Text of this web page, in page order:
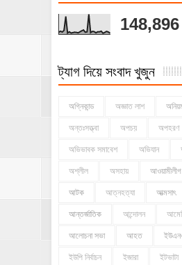
148,896
ট্যাগ দিয়ে সংবাদ খুজুন
অগ্নিকান্ড অজ্ঞাত লাশ
অন্তঃসত্ত্বা অপচয় অপহরণ
অভিভাবক সমাবেশ অভিযান
অশ্লীল অসহায় আওয়ামীলীগ
আটক আত্নহত্যা আত্মসাৎ
আন্তর্জাতিক আন্দোলন
আলোচনা সভা আহত
ইউপি নির্বাচন ইজারা ইটভাটা